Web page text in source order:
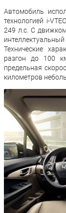
Автомобиль
технологией i-
249 л.с. С
Технические
разгон до 100
предельная
километров